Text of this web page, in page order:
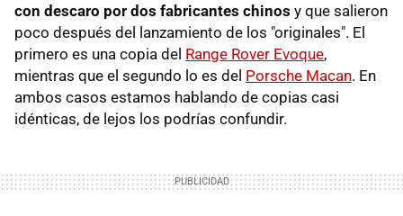
con descaro por dos fabricantes chinos y que salieron
poco después del lanzamiento de los "originales". El
primero es una copia del Range Rover Evoque,
mientras que el segundo lo es del Porsche Macan. En
ambos casos estamos hablando de copias casi
idénticas, de lejos los podrías confundir.